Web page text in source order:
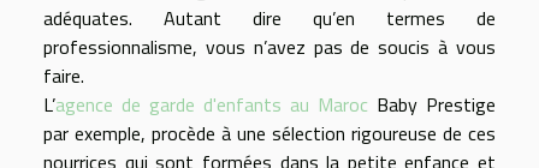
adéquates. Autant dire qu’en termes de
professionnalisme, vous n’avez pas de soucis à vous
faire.
L’agence de garde d'enfants au Maroc Baby Prestige
par exemple, procède à une sélection rigoureuse de ces
nourrices qui sont formées dans la petite enfance et